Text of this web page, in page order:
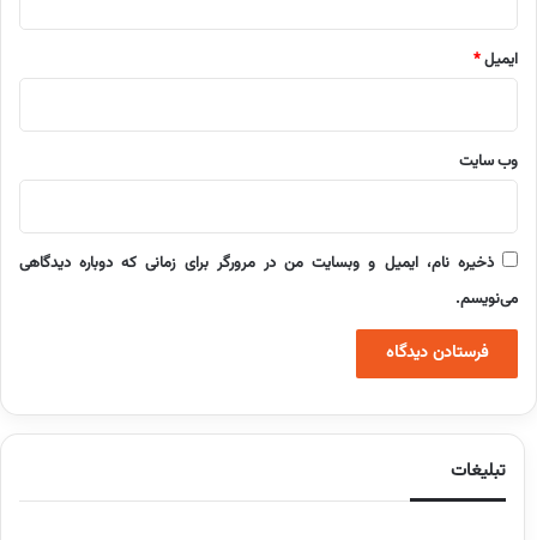
ایمیل*
وب‌ سایت
ذخیره نام، ایمیل و وبسایت من در مرورگر برای زمانی که دوباره دیدگاهی
می‌نویسم.
تبلیغات